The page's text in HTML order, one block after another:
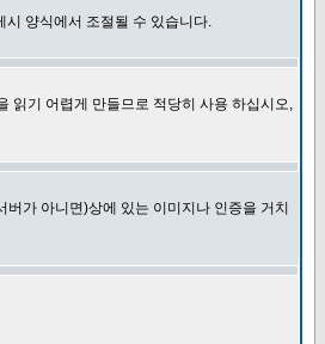
양식에서 조절될 수 있습니다.
읽기 어렵게 만들므로 적당히 사용 하십시오,
가 아니면)상에 있는 이미지나 인증을 거치